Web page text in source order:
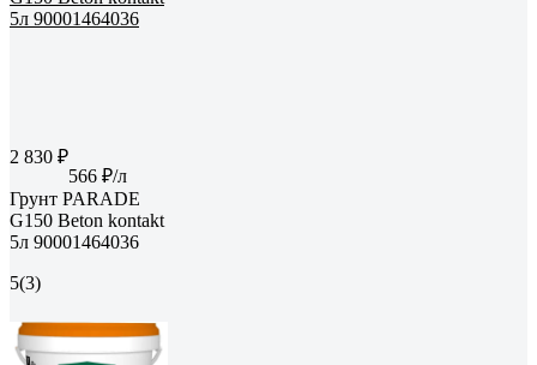
2 830 ₽
566 ₽/л
Грунт PARADE
G150 Beton kontakt
5л 90001464036
5(3)